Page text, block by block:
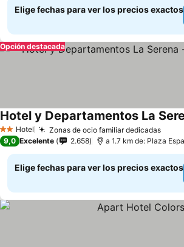
Elige fechas para ver los precios exactos
Opción destacada
2 Estrellas
Hotel Zonas de ocio familiar dedicadas
9,0 Excelente 2.658 a 1.7 km de: Plaza
Elige fechas para ver los precios exactos